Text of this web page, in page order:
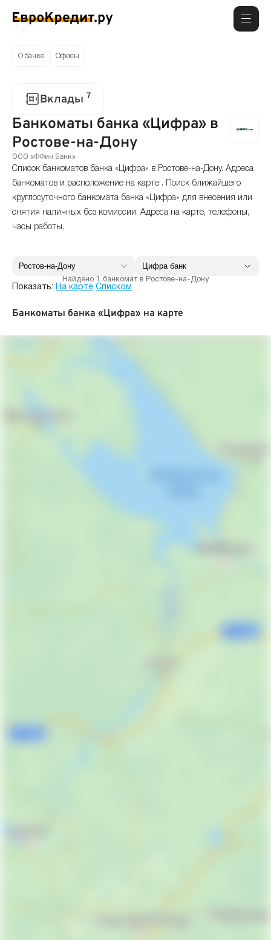
О банке Офисы
Вклады 7
Банкоматы банка «Цифра» в
Ростове-на-Дону
ООО «ФФин Банк»
Список банкоматов банка «Цифра» в Ростове-на-Дону. Адреса
банкоматов и расположение на карте . Поиск ближайшего
круглосуточного банкомата банка «Цифра» для внесения или
снятия наличных без комиссии. Адреса на карте, телефоны,
часы работы.
Найдено 1 банкомат в Ростове-на-Дону
Показать: На карте Списком
Банкоматы банка «Цифра» на карте